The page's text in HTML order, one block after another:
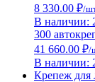
8 330.00 ₽/
В наличии:
300
41 660.00 ₽/
В наличии:
Крепеж для